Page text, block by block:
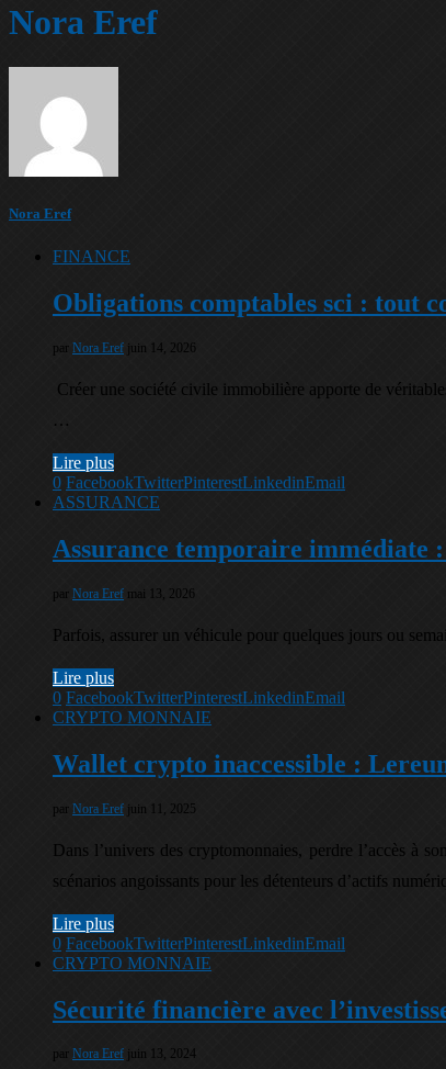
Nora Eref
Nora Eref
FINANCE
Obligations comptables sci : tout
par Nora Eref juin 14, 2026
Créer une société civile immobilière apporte de
…
Lire plus
0 FacebookTwitterPinterestLinkedinEmail
ASSURANCE
Assurance temporaire immédiate
par Nora Eref mai 13, 2026
Parfois, assurer un véhicule pour quelques jours ou
Lire plus
0 FacebookTwitterPinterestLinkedinEmail
CRYPTO MONNAIE
Wallet crypto inaccessible :
par Nora Eref juin 11, 2025
Dans l’univers des cryptomonnaies, perdre l’accès à
scénarios angoissants pour les détenteurs d’actifs
Lire plus
0 FacebookTwitterPinterestLinkedinEmail
CRYPTO MONNAIE
Sécurité financière avec
par Nora Eref juin 13, 2024